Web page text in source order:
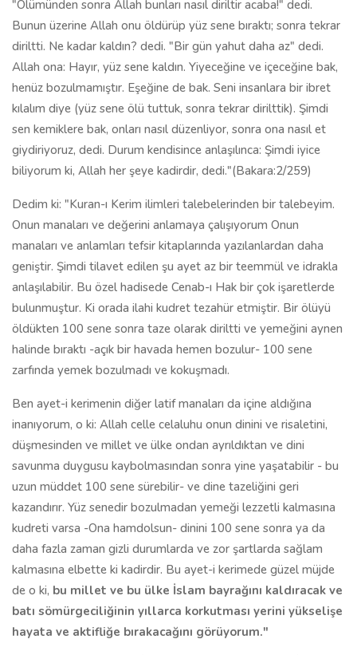
"Ölümünden sonra Allah bunları nasıl diriltir acaba!" dedi.
Bunun üzerine Allah onu öldürüp yüz sene bıraktı; sonra tekrar
diriltti. Ne kadar kaldın? dedi. "Bir gün yahut daha az" dedi.
Allah ona: Hayır, yüz sene kaldın. Yiyeceğine ve içeceğine bak,
henüz bozulmamıştır. Eşeğine de bak. Seni insanlara bir ibret
kılalım diye (yüz sene ölü tuttuk, sonra tekrar dirilttik). Şimdi
sen kemiklere bak, onları nasıl düzenliyor, sonra ona nasıl et
giydiriyoruz, dedi. Durum kendisince anlaşılınca: Şimdi iyice
biliyorum ki, Allah her şeye kadirdir, dedi."(Bakara:2/259)
Dedim ki: "Kuran-ı Kerim ilimleri talebelerinden bir talebeyim.
Onun manaları ve değerini anlamaya çalışıyorum Onun
manaları ve anlamları tefsir kitaplarında yazılanlardan daha
geniştir. Şimdi tilavet edilen şu ayet az bir teemmül ve idrakla
anlaşılabilir. Bu özel hadisede Cenab-ı Hak bir çok işaretlerde
bulunmuştur. Ki orada ilahi kudret tezahür etmiştir. Bir ölüyü
öldükten 100 sene sonra taze olarak diriltti ve yemeğini aynen
halinde bıraktı -açık bir havada hemen bozulur- 100 sene
zarfında yemek bozulmadı ve kokuşmadı.
Ben ayet-i kerimenin diğer latif manaları da içine aldığına
inanıyorum, o ki: Allah celle celaluhu onun dinini ve risaletini,
düşmesinden ve millet ve ülke ondan ayrıldıktan ve dini
savunma duygusu kaybolmasından sonra yine yaşatabilir - bu
uzun müddet 100 sene sürebilir- ve dine tazeliğini geri
kazandırır. Yüz senedir bozulmadan yemeği lezzetli kalmasına
kudreti varsa -Ona hamdolsun- dinini 100 sene sonra ya da
daha fazla zaman gizli durumlarda ve zor şartlarda sağlam
kalmasına elbette ki kadirdir. Bu ayet-i kerimede güzel müjde
de o ki, bu millet ve bu ülke İslam bayrağını kaldıracak ve
batı sömürgeciliğinin yıllarca korkutması yerini yükselişe
hayata ve aktifliğe bırakacağını görüyorum."